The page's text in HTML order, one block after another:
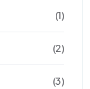
(1)
(2)
(3)